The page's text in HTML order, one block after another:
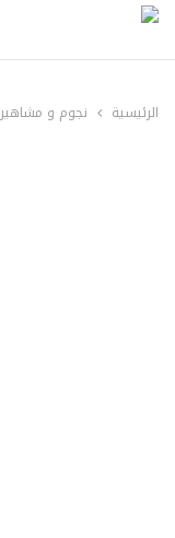
الرئيسية نجوم و مشاهير